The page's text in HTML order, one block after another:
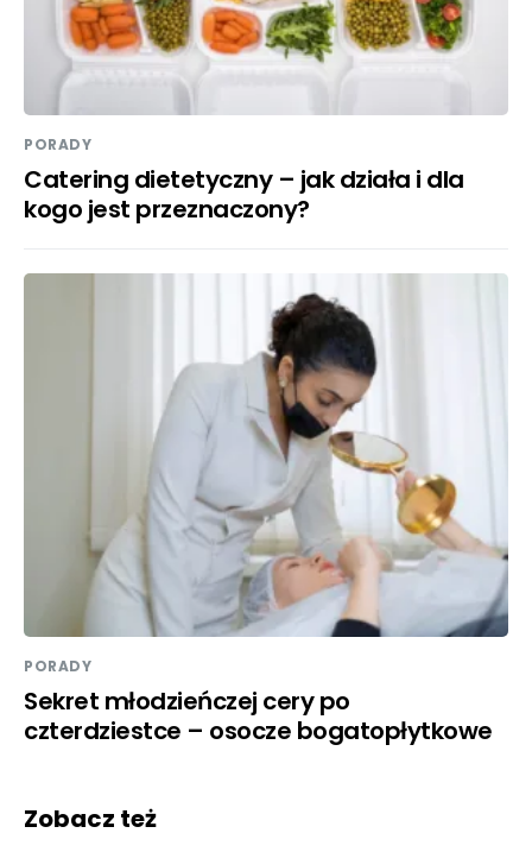
PORADY
Catering dietetyczny – jak działa i dla
kogo jest przeznaczony?
PORADY
Sekret młodzieńczej cery po
czterdziestce – osocze bogatopłytkowe
Zobacz też